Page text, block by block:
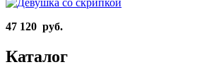
47 120 руб.
Каталог